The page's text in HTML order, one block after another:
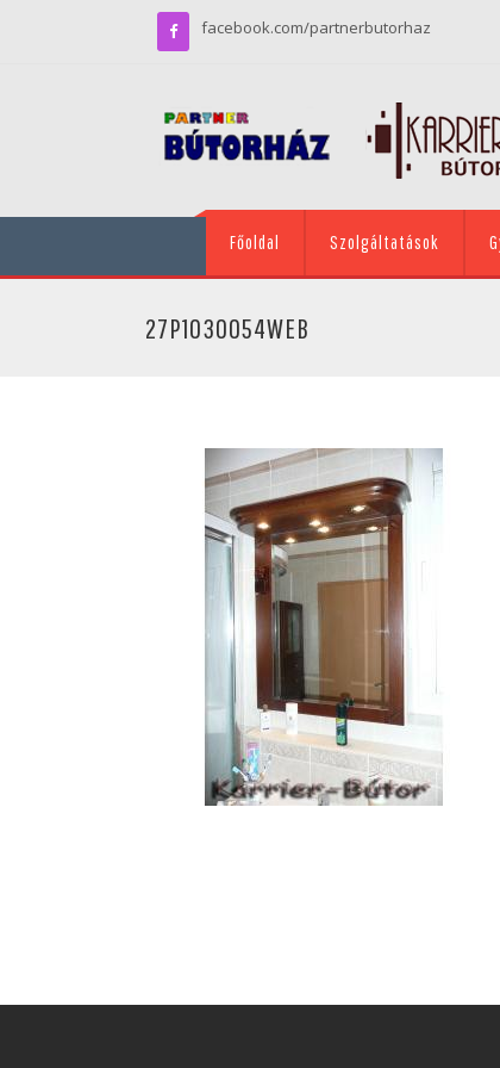
facebook.com/partnerbutorhaz
Főoldal Szolgáltatások
27P1030054WEB